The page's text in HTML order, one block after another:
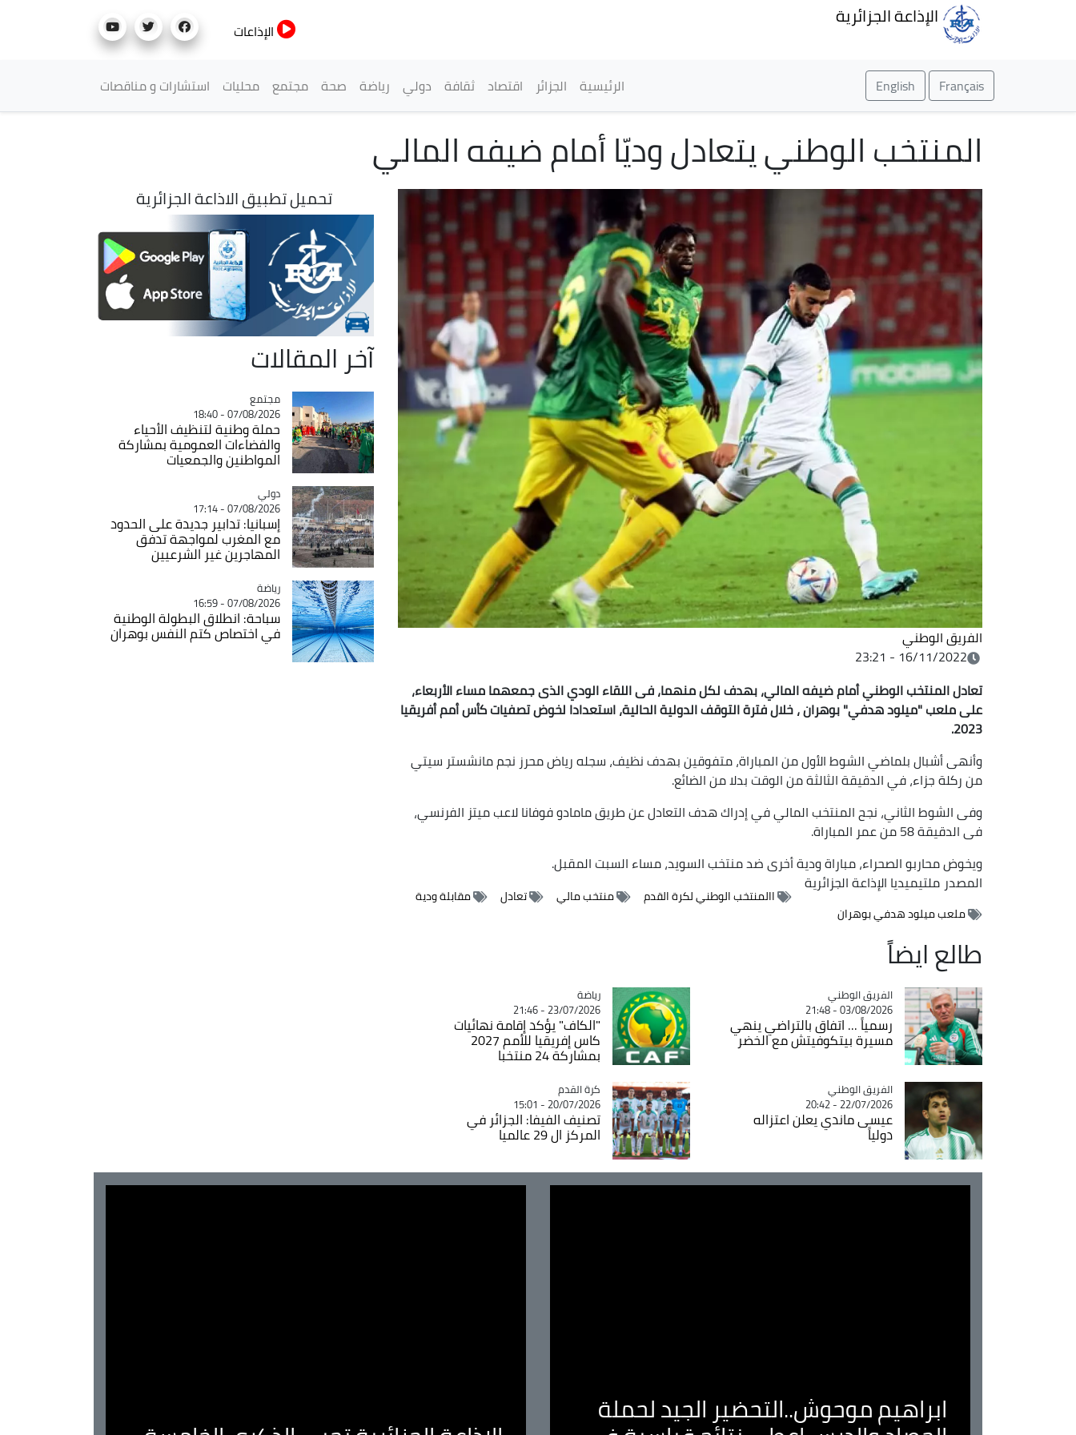
الإذاعة الجزائرية
الإذاعات
Français
English القائمة الرئيسية
الرئيسية الجزائر اقتصاد ثقافة دولي رياضة صحة مجتمع محليات استشارات و مناقصات
المنتخب الوطني يتعادل وديّا أمام ضيفه المالي
الفريق الوطني
16/11/2022 - 23:21
تعادل المنتخب الوطني أمام ضيفه المالي، بهدف لكل منهما، فى اللقاء الودي الذى جمعهما مساء الأربعاء،
على ملعب"ميلود هدفي" بوهران، خلال فترة التوقف الدولية الحالية، استعدادا لخوض تصفيات كأس أمم أفريقيا
2023.
وأنهى أشبال بلماضي الشوط الأول من المباراة، متفوقين بهدف نظيف، سجله رياض محرز نجم مانشستر سيتي
من ركلة جزاء، في الدقيقة الثالثة من الوقت بدلا من الضائع.
وفى الشوط الثاني، نجح المنتخب المالي في إدراك هدف التعادل عن طريق مامادو فوفانا لاعب ميتز الفرنسي،
فى الدقيقة 58 من عمر المباراة.
ويخوض محاربو الصحراء، مباراة ودية أخرى ضد منتخب السويد، مساء السبت المقبل.
المصدر ملتيميديا الإذاعة الجزائرية
االمنتخب الوطني لكرة القدم منتخب مالي تعادل
مقابلة ودية
ملعب ميلود هدفي بوهران
طالع ايضاً
Catégorie
الفريق الوطني
03/08/2026 - 21:48
رسمياً ... اتفاق بالتراضي ينهي
مسيرة بيتكوفيتش مع الخضر
Catégorie
رياضة
23/07/2026 - 21:46
"الكاف" يؤكد إقامة نهائيات
كاس إفريقيا للأمم 2027
بمشاركة 24 منتخبا
Catégorie
الفريق الوطني
22/07/2026 - 20:42
عيسى ماندي يعلن اعتزاله
دولياً
Catégorie
كرة القدم
20/07/2026 - 15:01
تصنيف الفيفا: الجزائر في
المركز ال 29 عالميا
تحميل تطبيق الاذاعة الجزائرية
آخر المقالات
Catégorie
مجتمع
07/08/2026 - 18:40
حملة وطنية لتنظيف الأحياء
والفضاءات العمومية بمشاركة
المواطنين والجمعيات
Catégorie
دولي
07/08/2026 - 17:14
إسبانيا: تدابير جديدة على الحدود
مع المغرب لمواجهة تدفق
المهاجرين غير الشرعيين
Catégorie
رياضة
07/08/2026 - 16:59
سباحة: انطلاق البطولة الوطنية
في اختصاص كتم النفس بوهران
ابراهيم موحوش..التحضير الجيد لحملة